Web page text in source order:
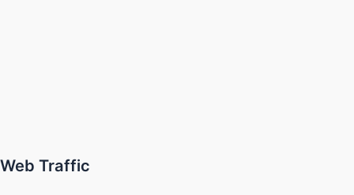
Web Traffic